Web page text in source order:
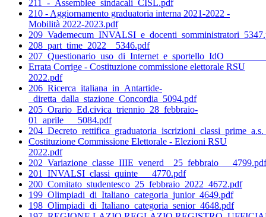
211_-_Assemblee_sindacali_CISL.pdf
210 - Aggiornamento graduatoria interna 2021-2022 -
Mobilità 2022-2023.pdf
208_part_time_2022__5346.pdf
Errata Corrige - Costituzione commissione elettorale RSU
2022.pdf
206_Ricerca_italiana_in_Antartide-
_diretta_dalla_stazione_Concordia_5094.pdf
205_Orario_Ed.civica_triennio_28_febbraio-
01_aprile___5084.pdf
Costituzione Commissione Elettorale - Elezioni RSU
2022.pdf
202_Variazione_classe_IIIE_venerd__25_febbraio___4799.pdf
201_INVALSI_classi_quinte___4770.pdf
200_Comitato_studentesco_25_febbraio_2022_4672.pdf
199_Olimpiadi_di_Italiano_categoria_junior_4649.pdf
198_Olimpiadi_di_Italiano_categoria_senior_4648.pdf